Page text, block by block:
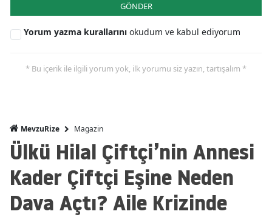
GÖNDER
Yorum yazma kurallarını okudum ve kabul ediyorum
* Bu içerik ile ilgili yorum yok, ilk yorumu siz yazın, tartışalım *
MevzuRize Magazin
Ülkü Hilal Çiftçi’nin Annesi
Kader Çiftçi Eşine Neden
Dava Açtı? Aile Krizinde